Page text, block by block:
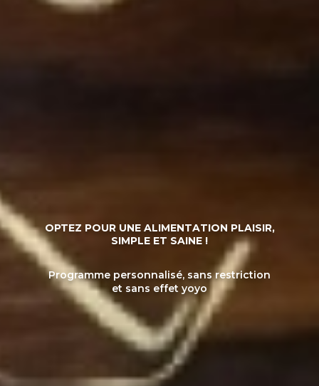
OPTEZ POUR UNE ALIMENTATION PLAISIR,
SIMPLE ET SAINE !
Programme personnalisé, sans restriction
et sans effet yoyo